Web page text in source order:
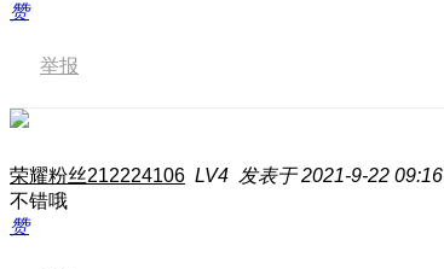
赞
举报
荣耀粉丝212224106 LV4 发表于 2021-9-22 09:16
不错哦
赞